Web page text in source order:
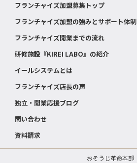
フランチャイズ加盟募集トップ
フランチャイズ加盟の強みとサポート体制
フランチャイズ開業までの流れ
研修施設『KIREI LABO』の紹介
イールシステムとは
フランチャイズ店長の声
独立・開業応援ブログ
問い合わせ
資料請求
おそうじ革命本部